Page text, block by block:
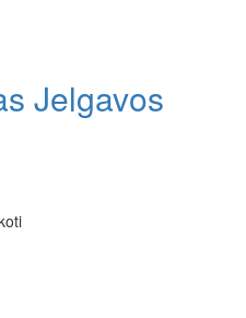
Jelgavos